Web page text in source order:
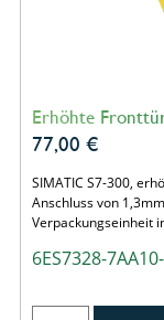
Erhöhte
77,00 €
SIMATIC S7-300,
Anschluss von
Verpackungseinheit
6ES7328-